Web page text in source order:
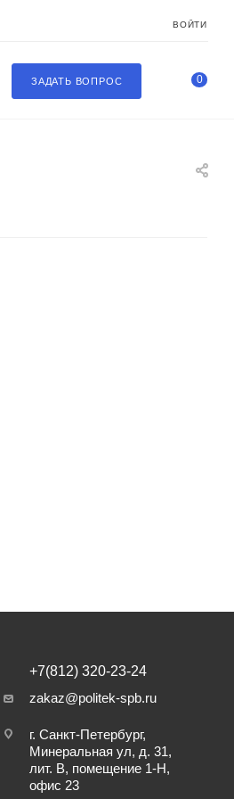
ВОЙТИ
ЗАДАТЬ ВОПРОС 0
+7(812) 320-23-24
zakaz@politek-spb.ru
г. Санкт-Петербург,
Минеральная ул, д. 31,
лит. В, помещение 1-Н,
офис 23